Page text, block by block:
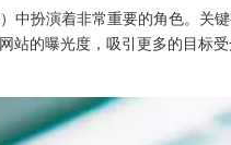
中扮演着非常重要的角色。关
站的曝光度，吸引更多的目标受